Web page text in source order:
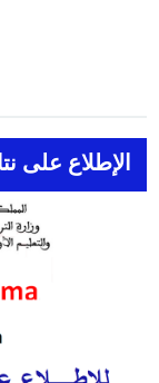
الإطلاع على